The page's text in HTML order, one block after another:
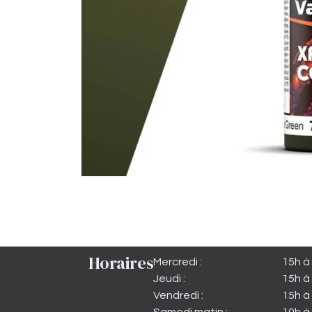
HorairesMercredi :
Jeudi :
Vendredi :
15h à
15h à
15h